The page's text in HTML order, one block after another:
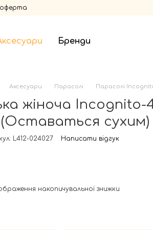
оферта
Бренди
Аксесуари Парасолі Парасолі
жіноча Incognito-4
сухим)
L412-024027 Написати відгук
накопичувальної знижки